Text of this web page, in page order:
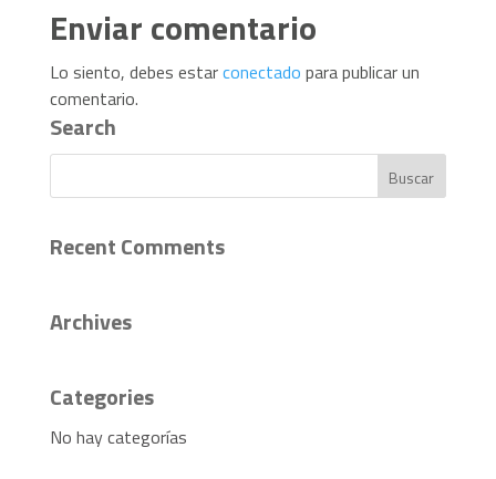
Enviar comentario
Lo siento, debes estarconectado para publicar un
comentario.
Search
Recent Comments
Archives
Categories
No hay categorías